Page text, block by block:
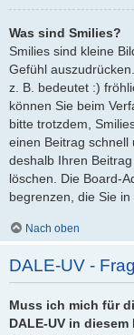
Was sind Smilies?
Smilies sind kleine
Gefühl
z. B. bedeutet :)
können Sie beim
bitte trotzdem,
einen Beitrag
deshalb Ihren
löschen. Die Board-
begrenzen, die Sie
Nach oben
DALE-UV -
Muss ich mich für
DALE-UV in